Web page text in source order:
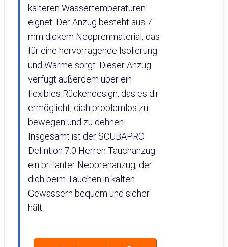
kälteren Wassertemperaturen
eignet. Der Anzug besteht aus 7
mm dickem Neoprenmaterial, das
für eine hervorragende Isolierung
und Wärme sorgt. Dieser Anzug
verfügt außerdem über ein
flexibles Rückendesign, das es dir
ermöglicht, dich problemlos zu
bewegen und zu dehnen.
Insgesamt ist der SCUBAPRO
Defintion 7.0 Herren Tauchanzug
ein brillanter Neoprenanzug, der
dich beim Tauchen in kalten
Gewässern bequem und sicher
hält.